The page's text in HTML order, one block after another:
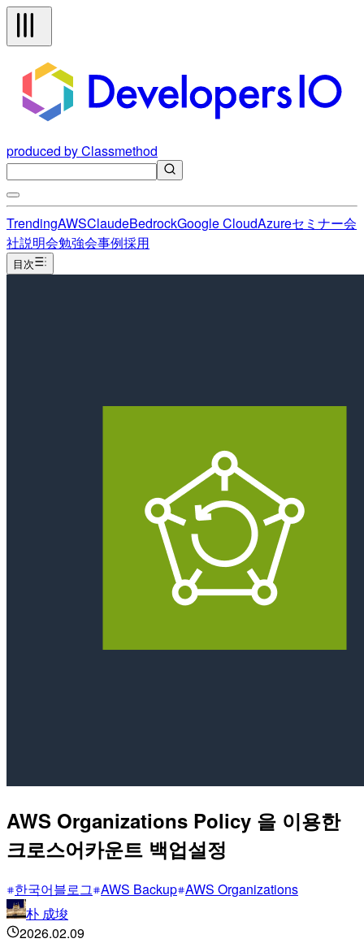
produced by Classmethod
TrendingAWSClaudeBedrockGoogle CloudAzureセミナー会
社説明会勉強会事例採用
目次
AWS Organizations Policy 을 이용한
크로스어카운트 백업설정
한국어블로그 AWS Backup AWS Organizations
朴 成埈
2026.02.09